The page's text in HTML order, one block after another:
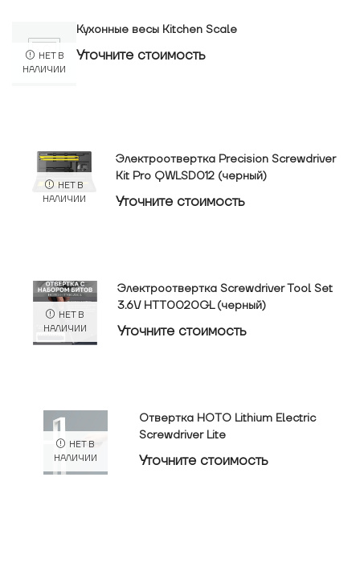
НЕТ В
НАЛИЧИИ
Кухонные весы Kitchen Scale
Уточнитe стоимость
НЕТ В
НАЛИЧИИ
Электроотвертка Precision Screwdriver
Kit Pro QWLSD012 (черный)
Уточнитe стоимость
НЕТ В
НАЛИЧИИ
Электроотвертка Screwdriver Tool Set
3.6V HTT0020GL (черный)
Уточнитe стоимость
НЕТ В
НАЛИЧИИ
Отвертка HOTO Lithium Electric
Screwdriver Lite
Уточнитe стоимость